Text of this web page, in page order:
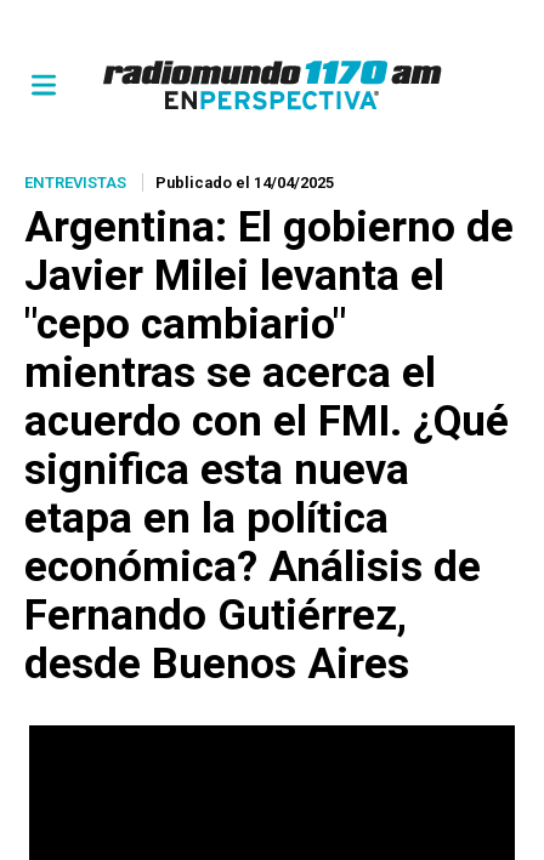
ENTREVISTAS Publicado el 14/04/2025
Argentina: El gobierno de
Javier Milei levanta el
"cepo cambiario"
mientras se acerca el
acuerdo con el FMI. ¿Qué
significa esta nueva
etapa en la política
económica? Análisis de
Fernando Gutiérrez,
desde Buenos Aires